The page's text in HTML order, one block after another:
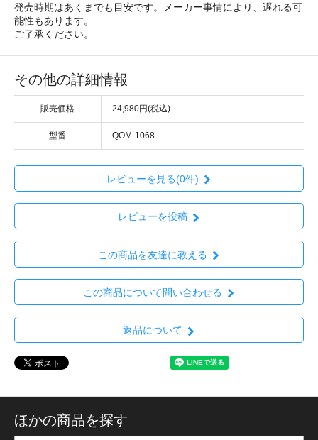
発売時期はあくまでも目安です。メーカー事情により、遅れる可
能性もあります。
ご了承ください。
その他の詳細情報
販売価格 24,980円(税込)
型番 QOM-1068
レビューを見る(0件)
レビューを投稿
この商品を友達に教える
この商品について問い合わせる
返品について
ほかの商品を探す